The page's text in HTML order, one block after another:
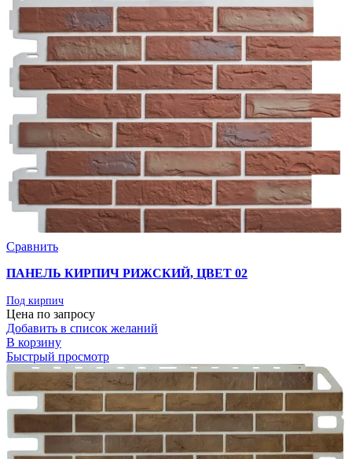
Сравнить
ПАНЕЛЬ КИРПИЧ РИЖСКИЙ, ЦВЕТ 02
Под кирпич
Цена по запросу
Добавить в список желаний
В корзину
Быстрый просмотр